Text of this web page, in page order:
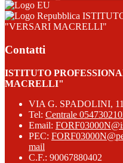
"VERSARI MACRELLI"
Contatti
ISTITUTO
MACRELLI"
VIA G. SPADOLINI,
Tel: Centrale
Email:
PEC:
mail
C.F.: 90067880402